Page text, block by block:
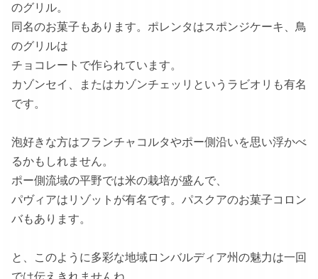
のグリル。
同名のお菓子もあります。ポレンタはスポンジケーキ、鳥
のグリルは
チョコレートで作られています。
カゾンセイ、またはカゾンチェッリというラビオリも有名
です。
泡好きな方はフランチャコルタやポー側沿いを思い浮かべ
るかもしれません。
ポー側流域の平野では米の栽培が盛んで、
パヴィアはリゾットが有名です。パスクアのお菓子コロン
バもあります。
と、このように多彩な地域ロンバルディア州の魅力は一回
では伝えきれませんね。